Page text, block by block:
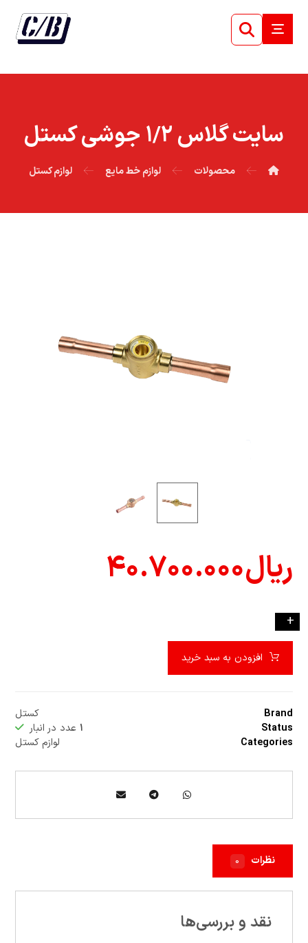
سايت گلاس ۱/۲ جوشي کستل
محصولات لوازم خط مایع لوازم کستل
ریال۴۰.۷۰۰.۰۰۰
+
افزودن به سبد خرید
Brand
کستل
Status
۱ عدد در انبار
Categories
لوازم کستل
نظرات ۰
نقد و بررسی‌ها